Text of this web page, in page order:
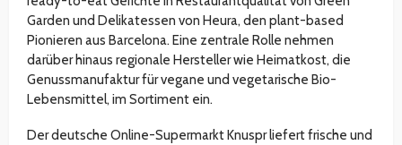
Garden und Delikatessen von Heura, den plant-based
Pionieren aus Barcelona. Eine zentrale Rolle nehmen
darüber hinaus regionale Hersteller wie Heimatkost, die
Genussmanufaktur für vegane und vegetarische Bio-
Lebensmittel, im Sortiment ein.
Der deutsche Online-Supermarkt Knuspr liefert frische und